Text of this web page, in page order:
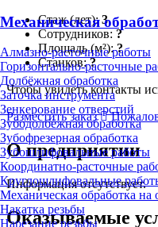
Механическая
Алмазно-расточные работы
Горизонтально-расточные
Долбёжная обработка
Заточка инструмента
Зенкерование отверстий
Зубодолбёжная обработка
Зубофрезерная обработка
Зубошлифовальные работы
Координатно-расточные
Круглошлифовальные
Механическая обработка
Накатка резьбы
Нарезание резьбы
Стаж (лет):3
Сотрудников: ?
Площадь (м²):?
Станков:?
Чтобы увидеть контакты
Разместить заказ
О предприятии
Информация отсутствует.
Оказываемые